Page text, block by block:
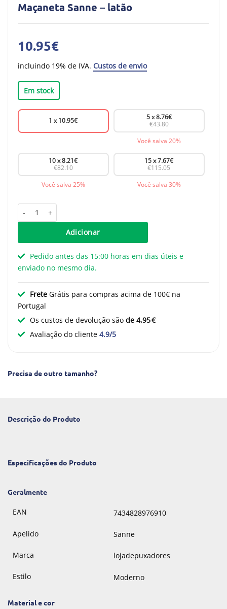
Maçaneta Sanne – latão
10.95€
incluindo 19% de IVA. Custos de envio
Em stock
1 x10.95€ 5 x8.76€
€43.80
Você salva 20%
10 x8.21€
€82.10
Você salva 25%
15 x7.67€
€115.05
Você salva 30%
Quantidade de Maçaneta Sanne - latão
Adicionar
Pedido antes das 15:00 horas em dias úteis e
enviado no mesmo dia.
Frete Grátis para compras acima de 100€ na
Portugal
Os custos de devolução são de 4,95 €
Avaliação do cliente 4.9/5
Precisa de outro tamanho?
Descrição do Produto
Especificações do Produto
Geralmente
EAN 7434828976910
Apelido Sanne
Marca lojadepuxadores
Estilo Moderno
Material e cor